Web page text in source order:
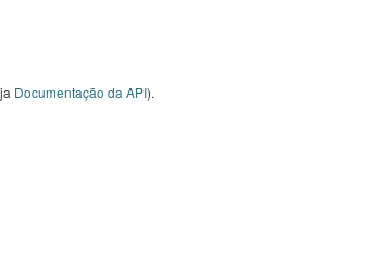
Documentação da API).